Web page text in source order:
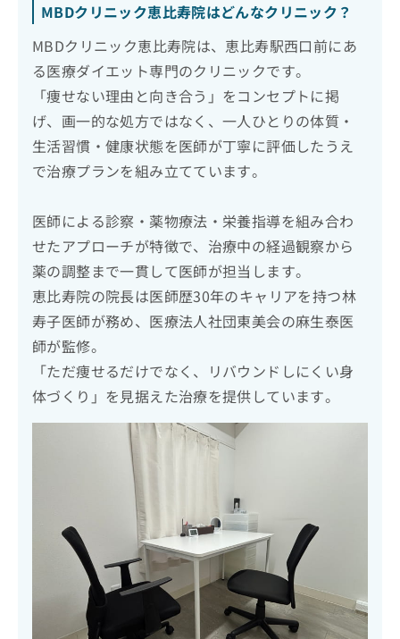
MBDクリニック恵比寿院はどんなクリニック？
MBDクリニック恵比寿院は、恵比寿駅西口前にあ
る医療ダイエット専門のクリニックです。
「痩せない理由と向き合う」をコンセプトに掲
げ、画一的な処方ではなく、一人ひとりの体質・
生活習慣・健康状態を医師が丁寧に評価したうえ
で治療プランを組み立てています。
医師による診察・薬物療法・栄養指導を組み合わ
せたアプローチが特徴で、治療中の経過観察から
薬の調整まで一貫して医師が担当します。
恵比寿院の院長は医師歴30年のキャリアを持つ林
寿子医師が務め、医療法人社団東美会の麻生泰医
師が監修。
「ただ痩せるだけでなく、リバウンドしにくい身
体づくり」を見据えた治療を提供しています。